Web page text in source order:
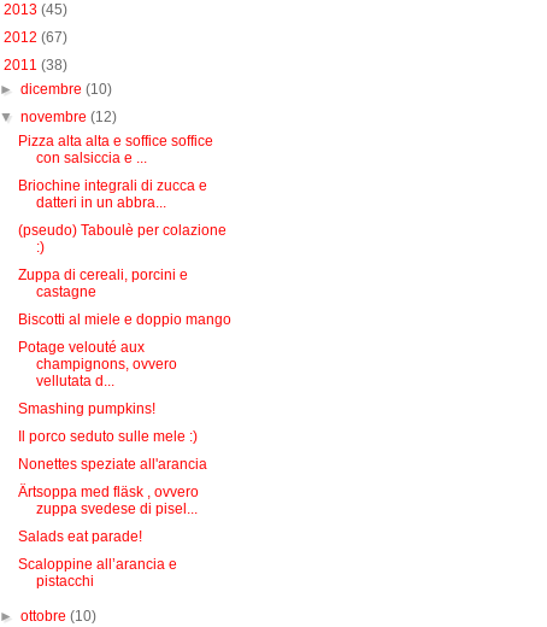
2013 (45)
2012 (67)
2011 (38)
►dicembre(10)
▼novembre(12)
Pizza alta alta e soffice soffice
con salsiccia e ...
Briochine integrali di zucca e
datteri in un abbra...
(pseudo) Taboulè per colazione
:)
Zuppa di cereali, porcini e
castagne
Biscotti al miele e doppio mango
Potage velouté aux
champignons, ovvero
vellutata d...
Smashing pumpkins!
Il porco seduto sulle mele :)
Nonettes speziate all'arancia
Ärtsoppa med fläsk , ovvero
zuppa svedese di pisel...
Salads eat parade!
Scaloppine all’arancia e
pistacchi
►ottobre(10)